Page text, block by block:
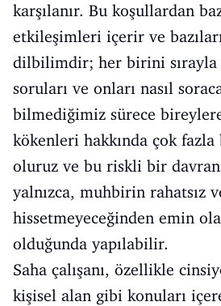
karşılanır. Bu koşullardan
etkileşimleri içerir ve
dilbilimdir; her birini sırayla
soruları ve onları nasıl
bilmediğimiz sürece
kökenleri hakkında çok fazla
oluruz ve bu riskli bir
yalnızca, muhbirin rahatsız
hissetmeyeceğinden emin
olduğunda yapılabilir.
Saha çalışanı, özellikle
kişisel alan gibi konuları